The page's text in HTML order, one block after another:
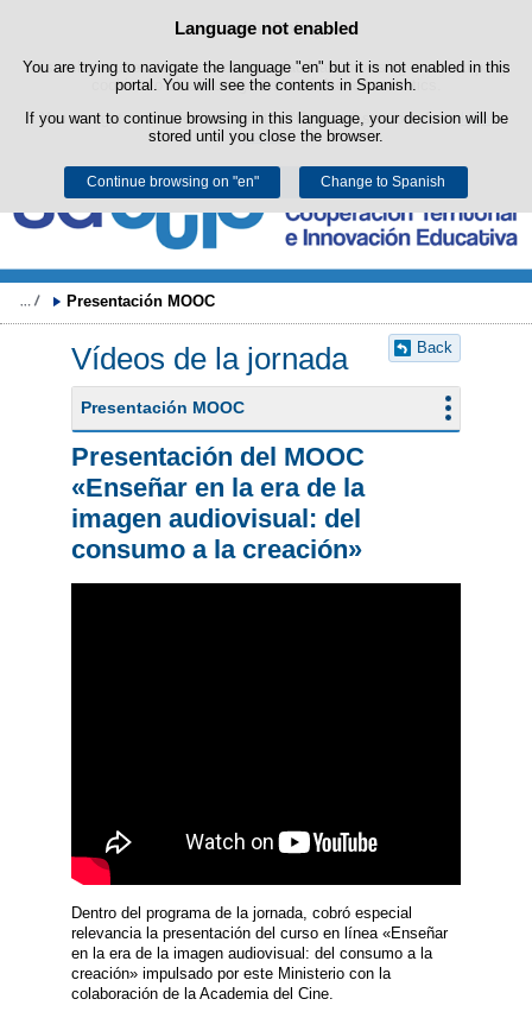
Cookie Policy
This website uses its own cookies to facilitate browsing and third-party
cookies to obtain usage and satisfaction statistics.
You can get more information in the "Cookies" section of ourlegal
notice.
Accept Reject
Language not enabled
You are trying to navigate the language "en" but it is not enabled in this
portal. You will see the contents in Spanish.
If you want to continue browsing in this language, your decision will be
stored until you close the browser.
Continue browsing on "en" Change to Spanish
Skip to content
Presentación MOOC
Back
Vídeos de la jornada
Presentación MOOC
Presentación del MOOC
«Enseñar en la era de la
imagen audiovisual: del
consumo a la creación»
Dentro del programa de la jornada, cobró especial
relevancia la presentación del curso en línea «Enseñar
en la era de la imagen audiovisual: del consumo a la
creación» impulsado por este Ministerio con la
colaboración de la Academia del Cine.